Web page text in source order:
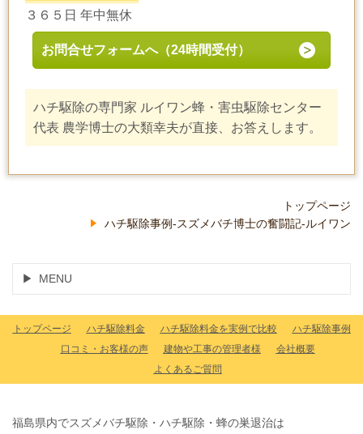
３６５日 年中無休
お問合せフォームへ（24時間受付）
ハチ駆除の専門家 ルイワン蜂・害虫駆除センター
代表 農学博士の大類幸夫が直接、お答えします。
トップページ
ハチ駆除事例-スズメバチ博士の奮闘記-ルイワン
MENU
トップページ ハチ駆除料金 ハチ駆除料金を実例で比較
ハチ駆除事例
口コミ・お客様の声
建物や工事の管理者様
会社概要
よくあるご質問
福島県内でスズメバチ駆除・ハチ駆除・蜂の巣退治は